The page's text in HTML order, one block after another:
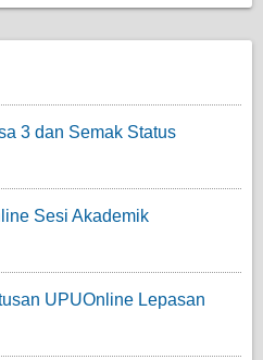
3 dan Semak Status
Sesi Akademik
UPUOnline Lepasan